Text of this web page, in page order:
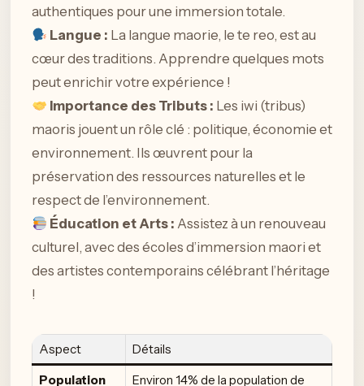
authentiques pour une immersion totale.
Langue : La langue maorie, le te reo, est au
cœur des traditions. Apprendre quelques mots
peut enrichir votre expérience !
Importance des Tributs : Les iwi (tribus)
maoris jouent un rôle clé : politique, économie et
environnement. Ils œuvrent pour la
préservation des ressources naturelles et le
respect de l’environnement.
Éducation et Arts : Assistez à un renouveau
culturel, avec des écoles d’immersion maori et
des artistes contemporains célébrant l’héritage
!
Aspect
Détails
Population
Environ 14% de la population de